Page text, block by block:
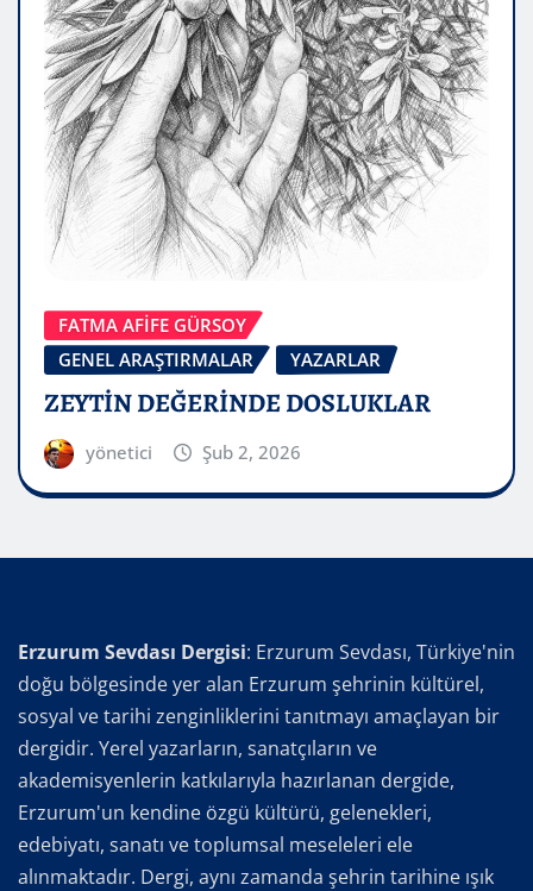
FATMA AFİFE GÜRSOY
GENEL ARAŞTIRMALAR
YAZARLAR
ZEYTİN DEĞERİNDE DOSLUKLAR
yönetici Şub 2, 2026
Erzurum Sevdası Dergisi: Erzurum Sevdası, Türkiye'nin
doğu bölgesinde yer alan Erzurum şehrinin kültürel,
sosyal ve tarihi zenginliklerini tanıtmayı amaçlayan bir
dergidir. Yerel yazarların, sanatçıların ve
akademisyenlerin katkılarıyla hazırlanan dergide,
Erzurum'un kendine özgü kültürü, gelenekleri,
edebiyatı, sanatı ve toplumsal meseleleri ele
alınmaktadır. Dergi, aynı zamanda şehrin tarihine ışık